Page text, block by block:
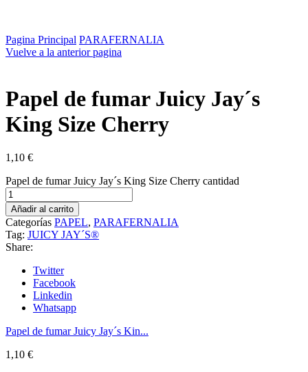
Pagina Principal PARAFERNALIA
Vuelve a la anterior pagina
Papel de fumar Juicy Jay´s
King Size Cherry
1,10 €
Papel de fumar Juicy Jay´s King Size Cherry cantidad
Añadir al carrito
Categorías PAPEL, PARAFERNALIA
Tag: JUICY JAY´S®
Share:
Twitter
Facebook
Linkedin
Whatsapp
Papel de fumar Juicy Jay´s Kin...
1,10 €